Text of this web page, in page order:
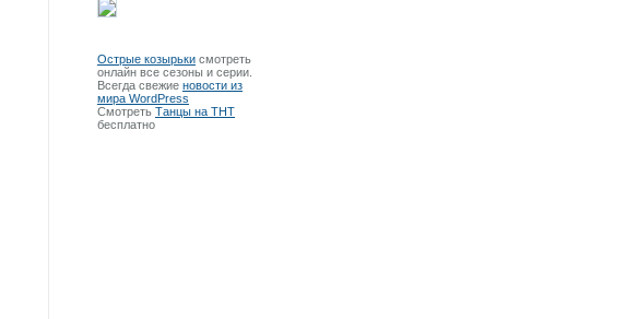
Острые козырьки смотреть
онлайн все сезоны и серии.
Всегда свежие новости из
мира WordPress
Смотреть Танцы на ТНТ
бесплатно